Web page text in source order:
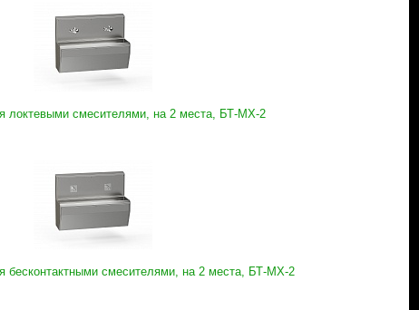
локтевыми смесителями, на 2 места, БТ-МХ-2
бесконтактными смесителями, на 2 места, БТ-МХ-2